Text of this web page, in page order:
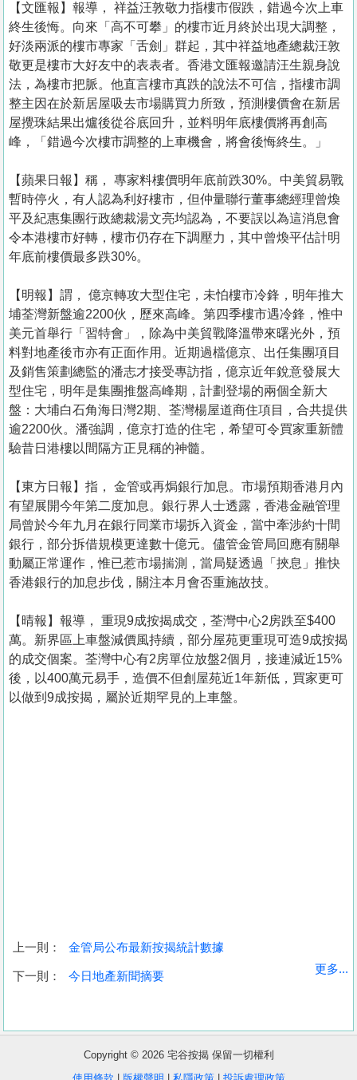
收
盤
【文匯報】報導， 祥益汪敦敬力指樓市假跌，錯過今次上車
終生後悔。向來「高不可攀」的樓市近月終於出現大調整，
好淡兩派的樓市專家「舌劍」群起，其中祥益地產總裁汪敦
敬更是樓市大好友中的表表者。香港文匯報邀請汪生親身說
法，為樓市把脈。他直言樓市真跌的說法不可信，指樓市調
整主因在於新居屋吸去市場購買力所致，預測樓價會在新居
屋攪珠結果出爐後從谷底回升，並料明年底樓價將再創高
峰，「錯過今次樓市調整的上車機會，將會後悔終生。」
【蘋果日報】稱， 專家料樓價明年底前跌30%。中美貿易戰
暫時停火，有人認為利好樓市，但仲量聯行董事總經理曾煥
平及紀惠集團行政總裁湯文亮均認為，不要誤以為這消息會
令本港樓市好轉，樓市仍存在下調壓力，其中曾煥平估計明
年底前樓價最多跌30%。
【明報】謂， 億京轉攻大型住宅，未怕樓市冷鋒，明年推大
埔荃灣新盤逾2200伙，歷來高峰。第四季樓市遇冷鋒，惟中
美元首舉行「習特會」，除為中美貿戰降溫帶來曙光外，預
料對地產後市亦有正面作用。近期過檔億京、出任集團項目
及銷售策劃總監的潘志才接受專訪指，億京近年銳意發展大
型住宅，明年是集團推盤高峰期，計劃登場的兩個全新大
盤：大埔白石角海日灣2期、荃灣楊屋道商住項目，合共提供
逾2200伙。潘強調，億京打造的住宅，希望可令買家重新體
驗昔日港樓以間隔方正見稱的神髓。
【東方日報】指， 金管或再焗銀行加息。市場預期香港月內
有望展開今年第二度加息。銀行界人士透露，香港金融管理
局曾於今年九月在銀行同業市場拆入資金，當中牽涉約十間
銀行，部分拆借規模更達數十億元。儘管金管局回應有關舉
動屬正常運作，惟已惹市場揣測，當局疑透過「挾息」推快
香港銀行的加息步伐，關注本月會否重施故技。
【晴報】報導， 重現9成按揭成交，荃灣中心2房跌至$400
萬。新界區上車盤減價風持續，部分屋苑更重現可造9成按揭
的成交個案。荃灣中心有2房單位放盤2個月，接連減近15%
後，以400萬元易手，造價不但創屋苑近1年新低，買家更可
以做到9成按揭，屬於近期罕見的上車盤。
上一則： 金管局公布最新按揭統計數據
下一則： 今日地產新聞摘要
更多...
Copyright © 2026 宅谷按揭 保留一切權利